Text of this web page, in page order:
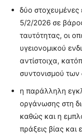
δύο στοχευμένες
5/2/2026 σε
ταυτότητας, οι
υγειονομικού
αντίστοιχα,
συντονισμού
η παράλληλη
οργάνωσης στη
καθώς και η
πράξεις βίας